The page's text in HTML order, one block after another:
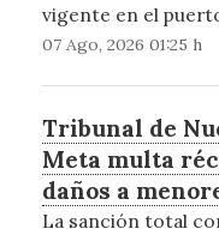
vigente en el
07 Ago, 2026 01:25 h
Tribunal de
Meta multa
daños a
La sanción total